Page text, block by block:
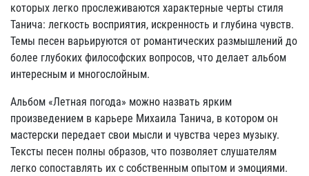
которых легко прослеживаются характерные черты стиля
Танича: легкость восприятия, искренность и глубина чувств.
Темы песен варьируются от романтических размышлений до
более глубоких философских вопросов, что делает альбом
интересным и многослойным.
Альбом «Летная погода» можно назвать ярким
произведением в карьере Михаила Танича, в котором он
мастерски передает свои мысли и чувства через музыку.
Тексты песен полны образов, что позволяет слушателям
легко сопоставлять их с собственным опытом и эмоциями.